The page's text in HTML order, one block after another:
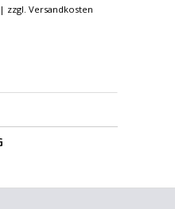
zzgl. Versandkosten